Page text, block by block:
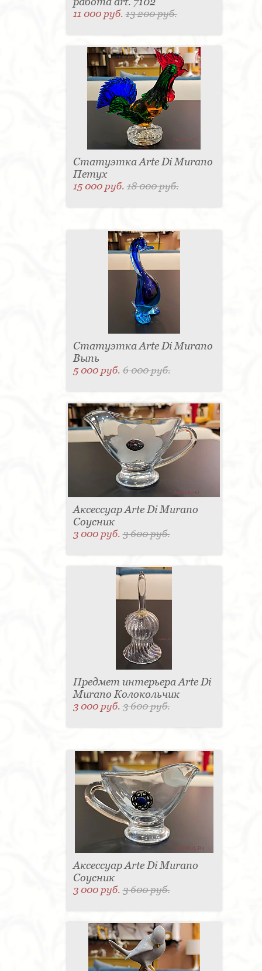
11 000 руб.13 200 руб.
Статуэтка Arte Di Murano
Петух
15 000 руб.18 000 руб.
Статуэтка Arte Di Murano
Выпь
5 000 руб.6 000 руб.
Аксессуар Arte Di Murano
Соусник
3 000 руб.3 600 руб.
Предмет интерьера Arte Di
Murano Колокольчик
3 000 руб.3 600 руб.
Аксессуар Arte Di Murano
Соусник
3 000 руб.3 600 руб.